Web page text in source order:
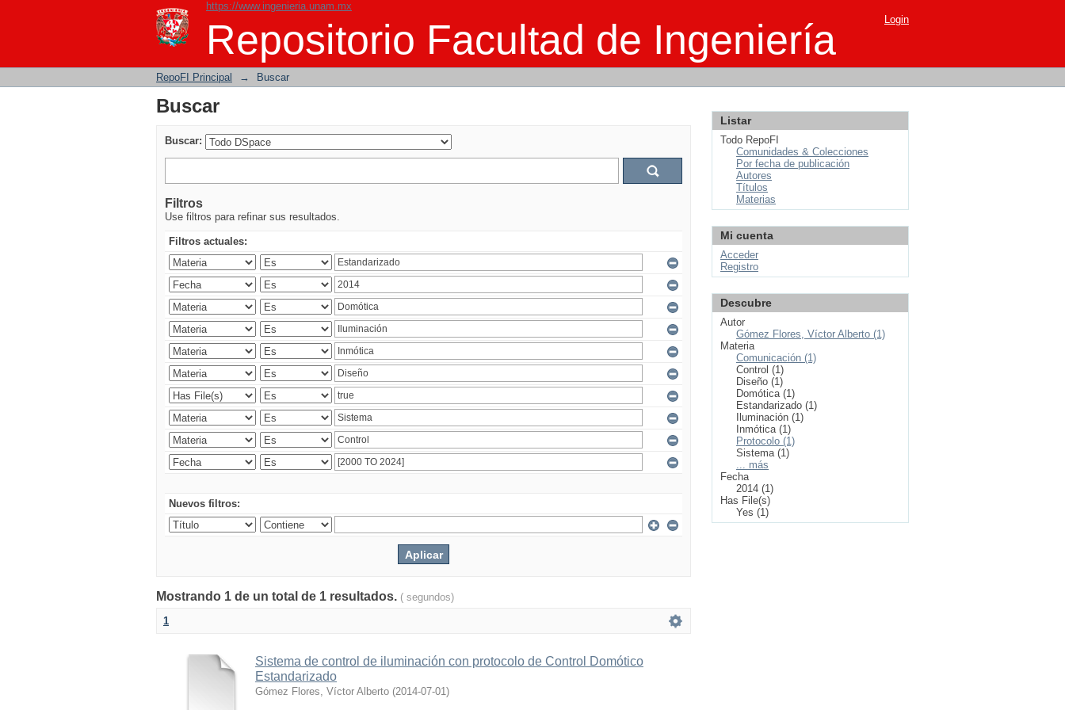
https://www.ingenieria.unam.mx
Repositorio Facultad de Ingeniería
Buscar Login
RepoFI Principal → Buscar
Buscar
Buscar:
Filtros
Use filtros para refinar sus resultados.
Filtros actuales:
Nuevos filtros:
Mostrando 1 de un total de 1 resultados. ( segundos)
1
Sistema de control de iluminación con protocolo de Control Domótico
Estandarizado
Gómez Flores, Víctor Alberto (2014-07-01)
Listar
Todo RepoFI
Comunidades & Colecciones
Por fecha de publicación
Autores
Títulos
Materias
Mi cuenta
Acceder
Registro
Descubre
Autor
Gómez Flores, Víctor Alberto (1)
Materia
Comunicación (1)
Control (1)
Diseño (1)
Domótica (1)
Estandarizado (1)
Iluminación (1)
Inmótica (1)
Protocolo (1)
Sistema (1)
... más
Fecha
2014 (1)
Has File(s)
Yes (1)